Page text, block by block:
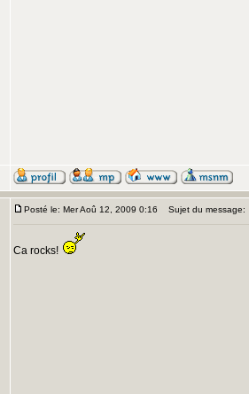
Posté le: Mer Aoû 12, 2009 0:16 Sujet du message:
Ca rocks!